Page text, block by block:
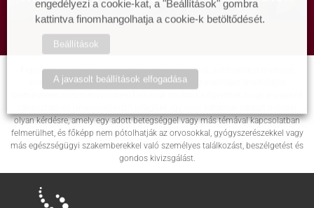
Figyelem! A weboldali tájékoztatás nem teljes körű, a mindenkor érvényes
árakért, a szolgáltatások és csomagok pontos tartalmáért érdeklődjön
olyan kérdésre, amely egy adott betegséggel vagy más témával kapcsolatban
felmerülhet, és főképp nem pótolhatják az orvosokkal, gyógyszerészekkel vagy
más egészségügyi szakemberekkel való személyes találkozást, beszélgetést és
gondos kivizsgálást.
engedélyezi a cookie-kat, a "Beállítások" gombra
kattintva finomhangolhatja a cookie-k betöltődését.
Beállítások
A javasolt beállítások elfogadása